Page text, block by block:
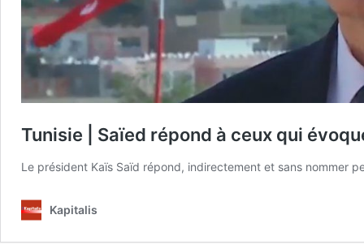
Tunisie | Saïed répond à ceux qui
Le président Kaïs Saïd répond, indirectement et sans nommer
Kapitalis